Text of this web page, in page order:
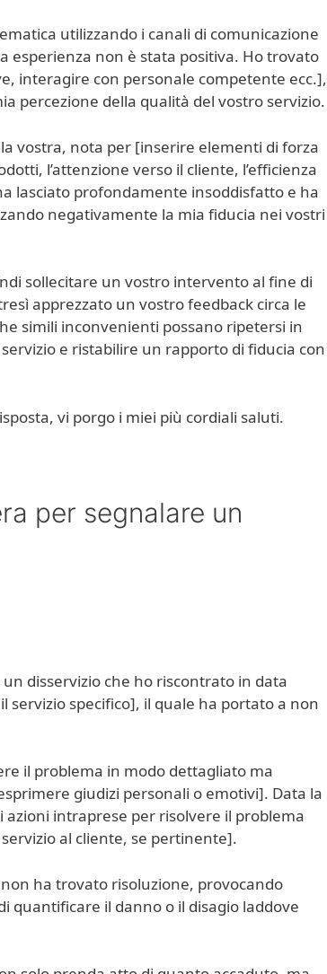
utilizzando i canali di comunicazione
esperienza non è stata positiva. Ho trovato
interagire con personale competente ecc.],
percezione della qualità del vostro servizio.
vostra, nota per [inserire elementi di forza
l’attenzione verso il cliente, l’efficienza
lasciato profondamente insoddisfatto e ha
negativamente la mia fiducia nei vostri
sollecitare un vostro intervento al fine di
apprezzato un vostro feedback circa le
simili inconvenienti possano ripetersi in
e ristabilire un rapporto di fiducia con
vi porgo i miei più cordiali saluti.
per segnalare un
disservizio che ho riscontrato in data
servizio specifico], il quale ha portato a non
il problema in modo dettagliato ma
giudizi personali o emotivi]. Data la
intraprese per risolvere il problema
al cliente, se pertinente].
ha trovato risoluzione, provocando
quantificare il danno o il disagio laddove